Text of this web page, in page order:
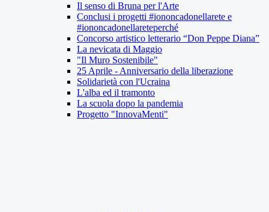
Il senso di Bruna per l'Arte
Conclusi i progetti #iononcadonellarete e
#iononcadonellareteperché
Concorso artistico letterario “Don Peppe Diana”
La nevicata di Maggio
"Il Muro Sostenibile"
25 Aprile - Anniversario della liberazione
Solidarietà con l'Ucraina
L'alba ed il tramonto
La scuola dopo la pandemia
Progetto "InnovaMenti"